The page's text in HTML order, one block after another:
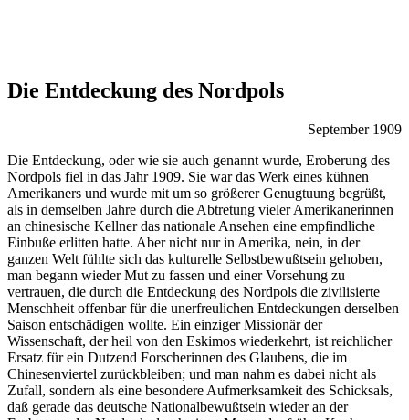
Die Entdeckung des Nordpols
September 1909
Die Entdeckung, oder wie sie auch genannt wurde, Eroberung des
Nordpols fiel in das Jahr 1909. Sie war das Werk eines kühnen
Amerikaners und wurde mit um so größerer Genugtuung begrüßt,
als in demselben Jahre durch die Abtretung vieler Amerikanerinnen
an chinesische Kellner das nationale Ansehen eine empfindliche
Einbuße erlitten hatte. Aber nicht nur in Amerika, nein, in der
ganzen Welt fühlte sich das kulturelle Selbstbewußtsein gehoben,
man begann wieder Mut zu fassen und einer Vorsehung zu
vertrauen, die durch die Entdeckung des Nordpols die zivilisierte
Menschheit offenbar für die unerfreulichen Entdeckungen derselben
Saison entschädigen wollte. Ein einziger Missionär der
Wissenschaft, der heil von den Eskimos wiederkehrt, ist reichlicher
Ersatz für ein Dutzend Forscherinnen des Glaubens, die im
Chinesenviertel zurückbleiben; und man nahm es dabei nicht als
Zufall, sondern als eine besondere Aufmerksamkeit des Schicksals,
daß gerade das deutsche Nationalbewußtsein wieder an der